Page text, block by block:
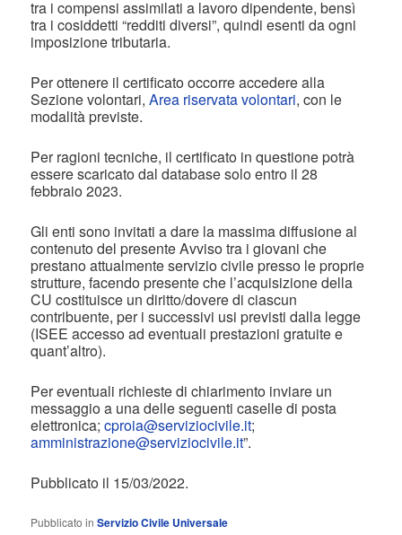
tra i compensi assimilati a lavoro dipendente, bensì
tra i cosiddetti “redditi diversi”, quindi esenti da ogni
imposizione tributaria.
Per ottenere il certificato occorre accedere alla
Sezione volontari,Area riservata volontari, con le
modalità previste.
Per ragioni tecniche, il certificato in questione potrà
essere scaricato dal database solo entro il 28
febbraio 2023.
Gli enti sono invitati a dare la massima diffusione al
contenuto del presente Avviso tra i giovani che
prestano attualmente servizio civile presso le proprie
strutture, facendo presente che l’acquisizione della
CU costituisce un diritto/dovere di ciascun
contribuente, per i successivi usi previsti dalla legge
(ISEE accesso ad eventuali prestazioni gratuite e
quant’altro).
Per eventuali richieste di chiarimento inviare un
messaggio a una delle seguenti caselle di posta
elettronica;cproia@serviziocivile.it;
amministrazione@serviziocivile.it”.
Pubblicato il 15/03/2022.
Pubblicato in Servizio Civile Universale